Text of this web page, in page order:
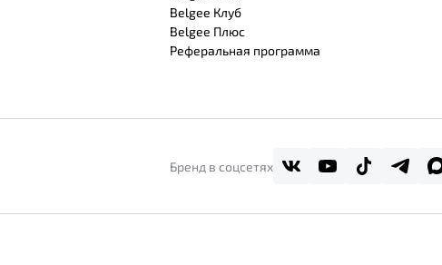
Belgee Клуб
Belgee Плюс
Реферальная программа
Бренд в соцсетях